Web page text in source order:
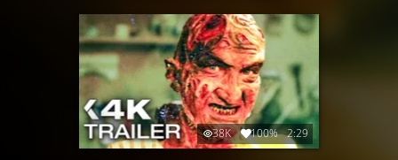
38K 100% 2:29